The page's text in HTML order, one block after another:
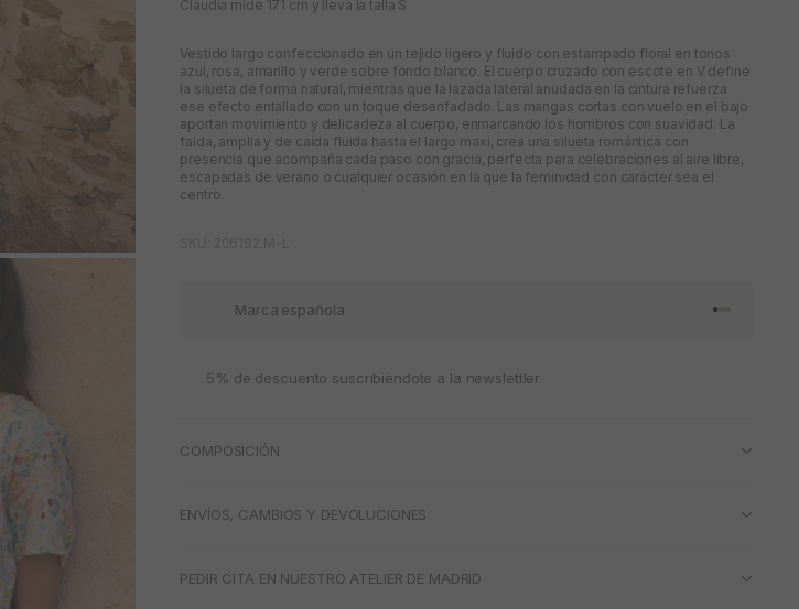
Claudia mide 171 cm y lleva la talla S
Vestido largo confeccionado en un tejido ligero y fluido con estampado floral en tonos
azul, rosa, amarillo y verde sobre fondo blanco. El cuerpo cruzado con escote en V define
la silueta de forma natural, mientras que la lazada lateral anudada en la cintura refuerza
ese efecto entallado con un toque desenfadado. Las mangas cortas con vuelo en el bajo
aportan movimiento y delicadeza al cuerpo, enmarcando los hombros con suavidad. La
falda, amplia y de caída fluida hasta el largo maxi, crea una silueta romántica con
presencia que acompaña cada paso con gracia, perfecta para celebraciones al aire libre,
escapadas de verano o cualquier ocasión en la que la feminidad con carácter sea el
centro.
Marca española Ir al artículo
Ir al
5% de descuento suscribiéndote a la newslettler
COMPOSICIÓN
ENVÍOS, CAMBIOS Y DEVOLUCIONES
PEDIR CITA EN NUESTRO ATELIER DE MADRID